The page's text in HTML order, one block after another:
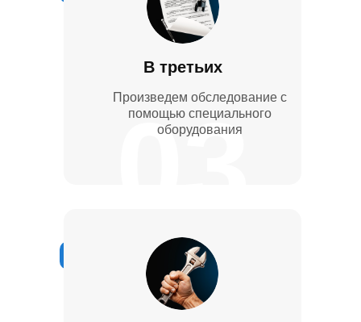
03
В третьих
Произведем обследование с
помощью специального
оборудования